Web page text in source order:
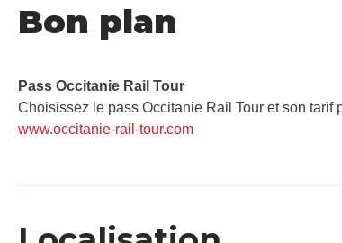
Bon plan
Pass Occitanie Rail Tour​
Choisissez le pass Occitanie Rail Tour et son
www.occitanie-rail-tour.com